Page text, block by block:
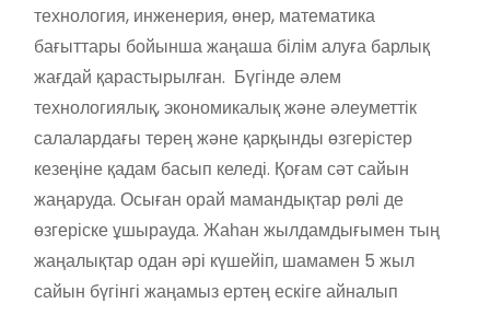
технология, инженерия, өнер, математика
бағыттары бойынша жаңаша білім алуға барлық
жағдай қарастырылған. Бүгінде әлем
технологиялық, экономикалық және әлеуметтік
салалардағы терең және қарқынды өзгерістер
кезеңіне қадам басып келеді. Қоғам сәт сайын
жаңаруда. Осыған орай мамандықтар рөлі де
өзгеріске ұшырауда. Жаһан жылдамдығымен тың
жаңалықтар одан әрі күшейіп, шамамен 5 жыл
сайын бүгінгі жаңамыз ертең ескіге айналып